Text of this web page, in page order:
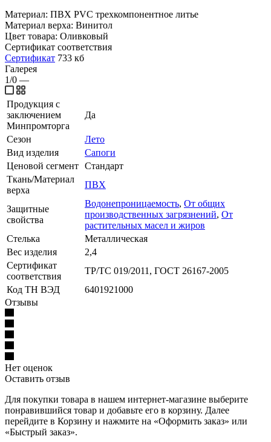
Материал: ПВХ PVC трехкомпонентное литье
Материал верха: Винитол
Цвет товара: Оливковый
Сертификат соответствия
Сертификат 733 кб
Галерея
1/0 —
Продукция с
заключением
Минпромторга
Да
Сезон
Лето
Вид изделия
Сапоги
Ценовой сегмент Стандарт
Ткань/Материал
верха
ПВХ
Защитные
свойства
Водонепроницаемость, От общих
производственных загрязнений, От
растительных масел и жиров
Стелька
Металлическая
Вес изделия
2,4
Сертификат
соответствия
ТР/ТС 019/2011, ГОСТ 26167-2005
Код ТН ВЭД
6401921000
Отзывы
Нет оценок
Оставить отзыв
Для покупки товара в нашем интернет-магазине выберите
понравившийся товар и добавьте его в корзину. Далее
перейдите в Корзину и нажмите на «Оформить заказ» или
«Быстрый заказ».